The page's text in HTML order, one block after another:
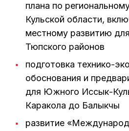
плана по
Кульской области,
местному развитию
Тюпского районов
подготовка технико-
обоснования и
для Южного Иссык-
Каракола до Балыкчы
развитие